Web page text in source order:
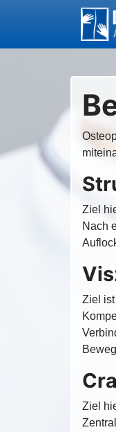
Ziel
Nach
Ziel
Ziel